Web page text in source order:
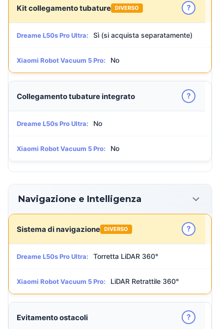
Kit collegamento tubature DIVERSO ?
Dreame L50s Pro Ultra: Sì (si acquista separatamente)
Xiaomi Robot Vacuum 5 Pro: No
Collegamento tubature integrato ?
Dreame L50s Pro Ultra: No
Xiaomi Robot Vacuum 5 Pro: No
Navigazione e Intelligenza
Sistema di navigazione DIVERSO ?
Dreame L50s Pro Ultra: Torretta LiDAR 360°
Xiaomi Robot Vacuum 5 Pro: LiDAR Retrattile 360°
Evitamento ostacoli ?